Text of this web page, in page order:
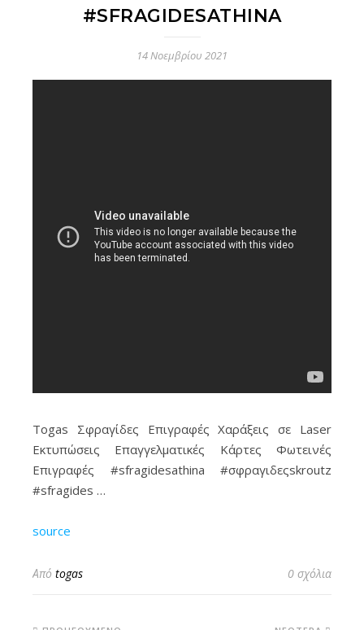
γρήγορα και οικονομικά φτιάξτε τη δική σας σφραγίδα • μέσα
#SFRAGIDESATHINA
14 Νοεμβρίου 2021
Togas Σφραγίδες Επιγραφές Χαράξεις σε Laser
Εκτυπώσεις Επαγγελματικές Κάρτες Φωτεινές
Επιγραφές #sfragidesathina #σφραγιδεςskroutz
#sfragides …
source
Από togas 0 σχόλια